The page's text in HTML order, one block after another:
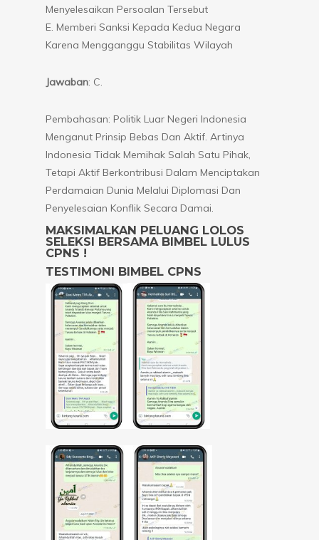
Menyelesaikan Persoalan Tersebut
E. Memberi Sanksi Kepada Kedua Negara
Karena Mengganggu Stabilitas Wilayah
Jawaban: C.
Pembahasan: Politik Luar Negeri Indonesia
Menganut Prinsip Bebas Dan Aktif. Artinya
Indonesia Tidak Memihak Salah Satu Pihak,
Tetapi Aktif Berkontribusi Dalam Menciptakan
Perdamaian Dunia Melalui Diplomasi Dan
Penyelesaian Konflik Secara Damai.
MAKSIMALKAN PELUANG LOLOS
SELEKSI BERSAMA BIMBEL LULUS
CPNS !
TESTIMONI BIMBEL CPNS